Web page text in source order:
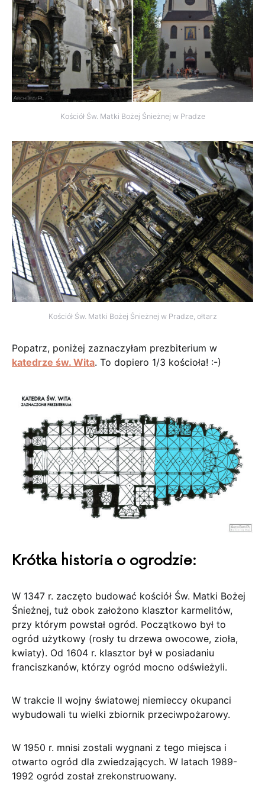
Kościół Św. Matki Bożej Śnieżnej w Pradze
Kościół Św. Matki Bożej Śnieżnej w Pradze, ołtarz
Popatrz, poniżej zaznaczyłam prezbiterium w
katedrze św. Wita. To dopiero 1/3 kościoła! :-)
Krótka historia o ogrodzie:
W 1347 r. zaczęto budować kościół Św. Matki Bożej
Śnieżnej, tuż obok założono klasztor karmelitów,
przy którym powstał ogród. Początkowo był to
ogród użytkowy (rosły tu drzewa owocowe, zioła,
kwiaty). Od 1604 r. klasztor był w posiadaniu
franciszkanów, którzy ogród mocno odświeżyli.
W trakcie II wojny światowej niemieccy okupanci
wybudowali tu wielki zbiornik przeciwpożarowy.
W 1950 r. mnisi zostali wygnani z tego miejsca i
otwarto ogród dla zwiedzających. W latach 1989-
1992 ogród został zrekonstruowany.